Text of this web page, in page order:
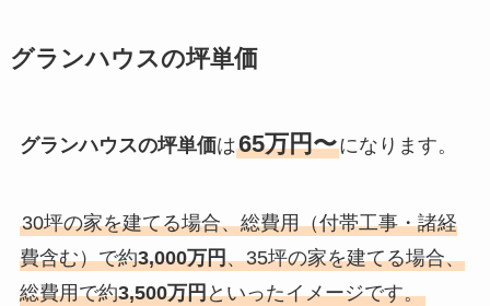
グランハウスの坪単価
グランハウスの坪単価は65万円〜になります。
30坪の家を建てる場合、総費用（付帯工事・諸経
費含む）で約3,000万円、35坪の家を建てる場合、
総費用で約3,500万円といったイメージです。